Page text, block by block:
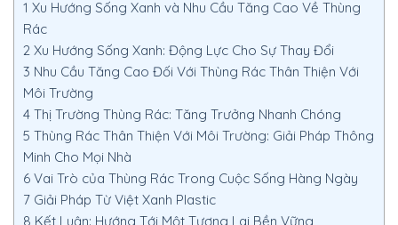
1 Xu Hướng Sống Xanh và Nhu Cầu Tăng Cao Về Thùng
Rác
2 Xu Hướng Sống Xanh: Động Lực Cho Sự Thay Đổi
3 Nhu Cầu Tăng Cao Đối Với Thùng Rác Thân Thiện Với
Môi Trường
4 Thị Trường Thùng Rác: Tăng Trưởng Nhanh Chóng
5 Thùng Rác Thân Thiện Với Môi Trường: Giải Pháp Thông
Minh Cho Mọi Nhà
6 Vai Trò của Thùng Rác Trong Cuộc Sống Hàng Ngày
7 Giải Pháp Từ Việt Xanh Plastic
8 Kết Luận: Hướng Tới Một Tương Lai Bền Vững